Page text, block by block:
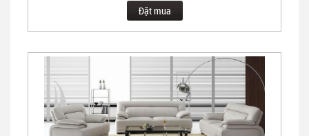
Đặt mua